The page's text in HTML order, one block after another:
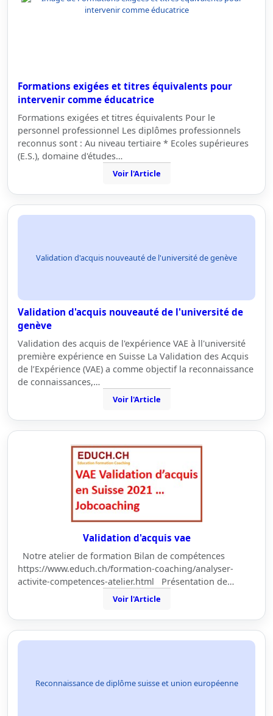
Formations exigées et titres équivalents pour
intervenir comme éducatrice
Formations exigées et titres équivalents Pour le
personnel professionnel Les diplômes professionnels
reconnus sont : Au niveau tertiaire * Ecoles supérieures
(E.S.), domaine d'études…
Voir l'Article
Validation d'acquis nouveauté de l'université de genève
Validation d'acquis nouveauté de l'université de
genève
Validation des acquis de l'expérience VAE à ll'université
première expérience en Suisse La Validation des Acquis
de l’Expérience (VAE) a comme objectif la reconnaissance
de connaissances,…
Voir l'Article
Validation d'acquis vae
Notre atelier de formation Bilan de compétences
https://www.educh.ch/formation-coaching/analyser-
activite-competences-atelier.html Présentation de…
Voir l'Article
Reconnaissance de diplôme suisse et union européenne